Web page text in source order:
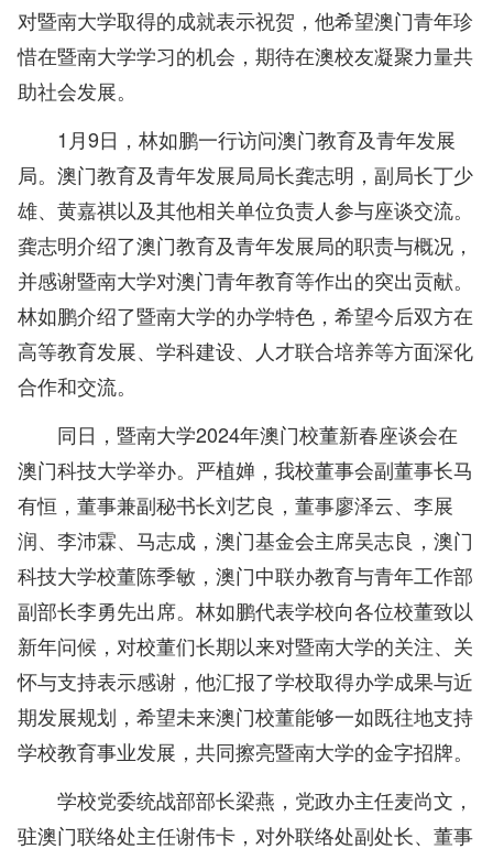
对暨南大学取得的成就表示祝贺，他希望澳门青年珍
惜在暨南大学学习的机会，期待在澳校友凝聚力量共
助社会发展。
1月9日，林如鹏一行访问澳门教育及青年发展
局。澳门教育及青年发展局局长龚志明，副局长丁少
雄、黄嘉祺以及其他相关单位负责人参与座谈交流。
龚志明介绍了澳门教育及青年发展局的职责与概况，
并感谢暨南大学对澳门青年教育等作出的突出贡献。
林如鹏介绍了暨南大学的办学特色，希望今后双方在
高等教育发展、学科建设、人才联合培养等方面深化
合作和交流。
同日，暨南大学2024年澳门校董新春座谈会在
澳门科技大学举办。严植婵，我校董事会副董事长马
有恒，董事兼副秘书长刘艺良，董事廖泽云、李展
润、李沛霖、马志成，澳门基金会主席吴志良，澳门
科技大学校董陈季敏，澳门中联办教育与青年工作部
副部长李勇先出席。林如鹏代表学校向各位校董致以
新年问候，对校董们长期以来对暨南大学的关注、关
怀与支持表示感谢，他汇报了学校取得办学成果与近
期发展规划，希望未来澳门校董能够一如既往地支持
学校教育事业发展，共同擦亮暨南大学的金字招牌。
学校党委统战部部长梁燕，党政办主任麦尚文，
驻澳门联络处主任谢伟卡，对外联络处副处长、董事